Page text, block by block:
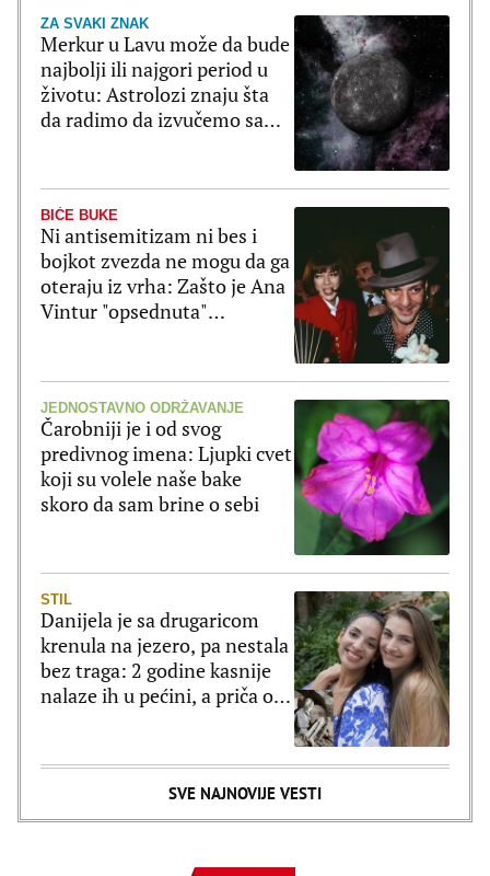
ZA SVAKI ZNAK
Merkur u Lavu može da bude
najbolji ili najgori period u
životu: Astrolozi znaju šta
da radimo da izvučemo samo
BIĆE BUKE
Ni antisemitizam ni bes i
bojkot zvezda ne mogu da ga
oteraju iz vrha: Zašto je Ana
Vintur "opsednuta"
JEDNOSTAVNO ODRŽAVANJE
Čarobniji je i od svog
predivnog imena: Ljupki cvet
koji su volele naše bake
skoro da sam brine o sebi
STIL
Danijela je sa drugaricom
krenula na jezero, pa nestala
bez traga: 2 godine kasnije
nalaze ih u pećini, a priča o
SVE NAJNOVIJE VESTI